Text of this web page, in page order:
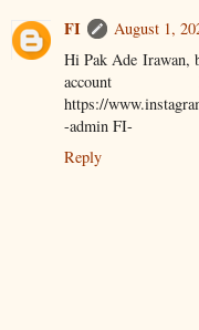
FI
August 1,
Hi Pak Ade Irawan,
account
https://
-admin FI-
Reply